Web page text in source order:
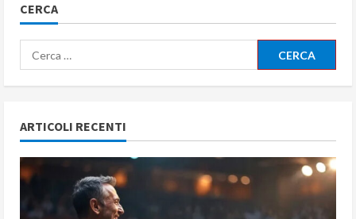
salute
o
moda
passeggera?
articoli
CERCA
Ricerca
per:
ARTICOLI RECENTI